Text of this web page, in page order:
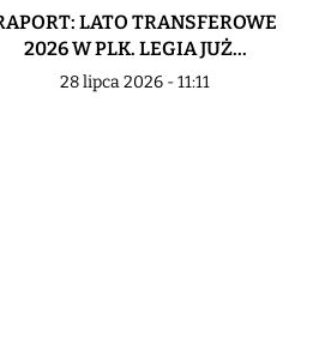
LATO TRANSFEROWE
2026 W PLK. LEGIA JUŻ...
28 lipca 2026 - 11:11